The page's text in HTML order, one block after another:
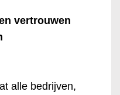
vertrouwen
alle bedrijven,